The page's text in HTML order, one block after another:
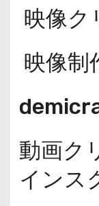
映像ク
映像制
動画ク
インス